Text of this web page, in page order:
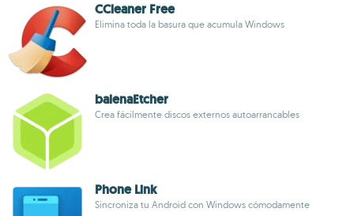
CCleaner Free
Elimina toda la basura que acumula Windows
balenaEtcher
Crea fácilmente discos externos autoarrancables
Phone Link
Sincroniza tu Android con Windows cómodamente